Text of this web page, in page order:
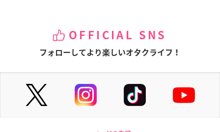
OFFICIAL SNS
フォローしてより楽しいオタクライフ！